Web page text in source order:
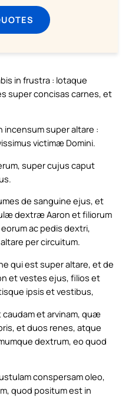
in frustra : lotaque
super concisas carnes, et
incensum super altare :
victimæ Domini.
super cujus caput
de sanguine ejus, et
dextræ Aaron et filiorum
ac pedis dextri,
per circuitum.
qui est super altare, et de
et vestes ejus, filios et
ipsis et vestibus,
et arvinam, quæ
et duos renes, atque
dextrum, eo quod
conspersam oleo,
quod positum est in